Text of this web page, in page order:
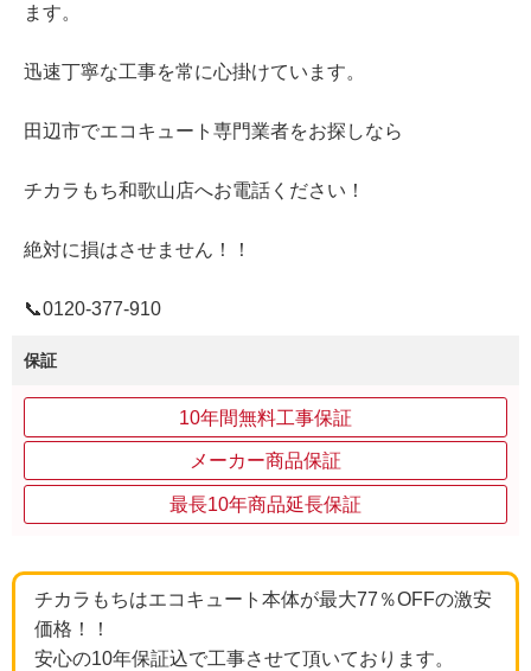
ます。
迅速丁寧な工事を常に心掛けています。
田辺市でエコキュート専門業者をお探しなら
チカラもち和歌山店へお電話ください！
絶対に損はさせません！！
📞0120‐377‐910
保証
10年間無料工事保証
メーカー商品保証
最長10年商品延長保証
チカラもちはエコキュート本体が最大77％OFFの激安
価格！！
安心の10年保証込で工事させて頂いております。